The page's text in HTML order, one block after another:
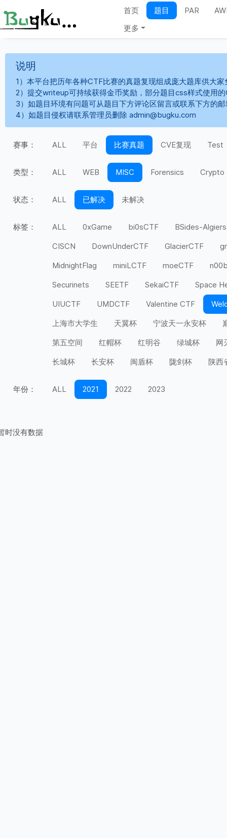
首页 题目 PAR
更多
说明
1）本平台把历年各种CTF比赛的真题复现组成庞大题库供大
2）提交writeup可持续获得金币奖励，部分题目css样式使用
3）如题目环境有问题可从题目下方评论区留言或联系下方的
4）如题目侵权请联系管理员删除 admin@bugku.com
赛事： ALL 平台 比赛真题 CVE复现 Test
类型： ALL WEB MISC Forensics Crypto
状态： ALL 已解决 未解决
标签： ALL 0xGame bi0sCTF
BSides-Algiers
CISCN
DownUnderCTF GlacierCTF
MidnightFlag
miniLCTF moeCTF
Securinets
SEETF SekaiCTF
Space
UIUCTF
UMDCTF Valentine CTF
上海市大学生
天翼杯 宁波天一永安杯
第五空间
红帽杯 红明谷 绿城杯
网
长城杯
长安杯 闽盾杯 陇剑杯 陕西
年份： ALL 2021 2022 2023
时没有数据